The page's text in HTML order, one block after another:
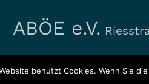
ABÖE e.V.
benutzt Cookies. Wenn Sie